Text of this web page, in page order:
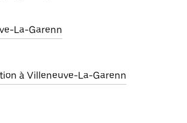
La-Garenn
à Villeneuve-La-Garenn